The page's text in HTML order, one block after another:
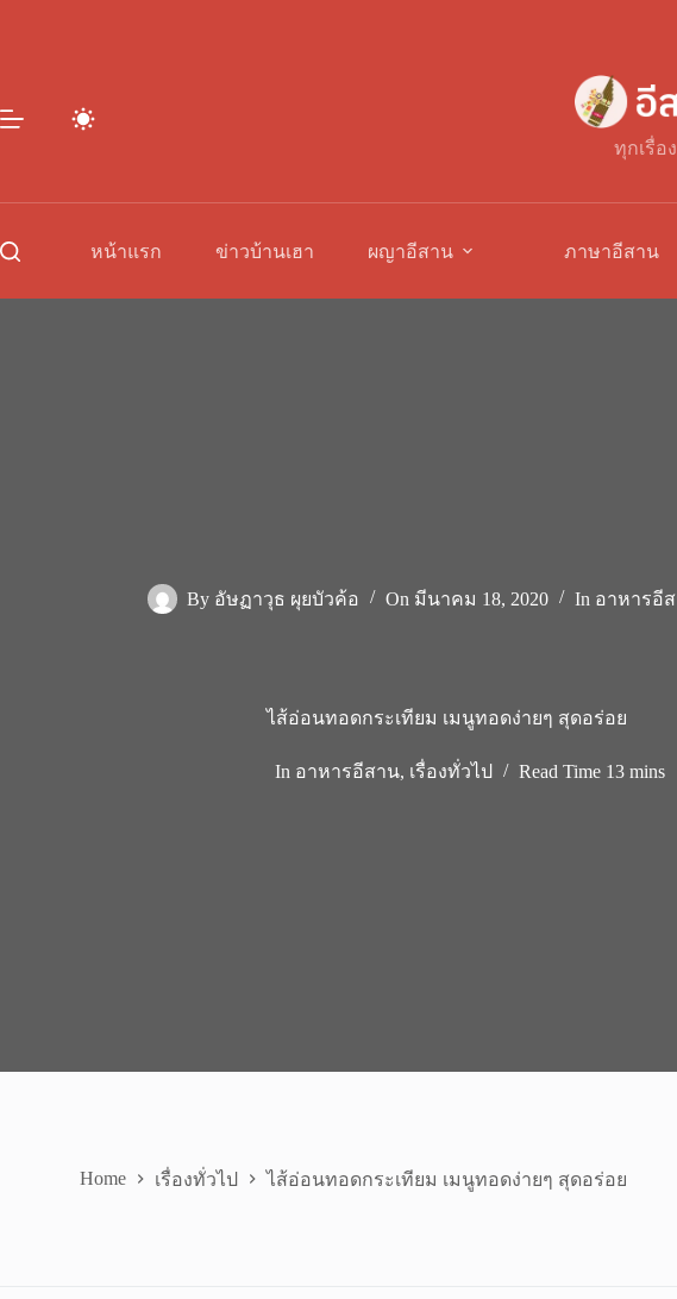
ทุกเรื่อ
หน้าแรก ข่าวบ้านเฮา ผญาอีสาน ภาษาอีสาน
By อัษฏาวุธ ผุยบัวค้อ On มีนาคม 18, 2020 In อาหารอี
ไส้อ่อนทอดกระเทียม เมนูทอดง่ายๆ สุดอร่อย
In อาหารอีสาน, เรื่องทั่วไป Read Time 13 mins
Home เรื่องทั่วไป ไส้อ่อนทอดกระเทียม เมนูทอดง่ายๆ สุดอร่อย